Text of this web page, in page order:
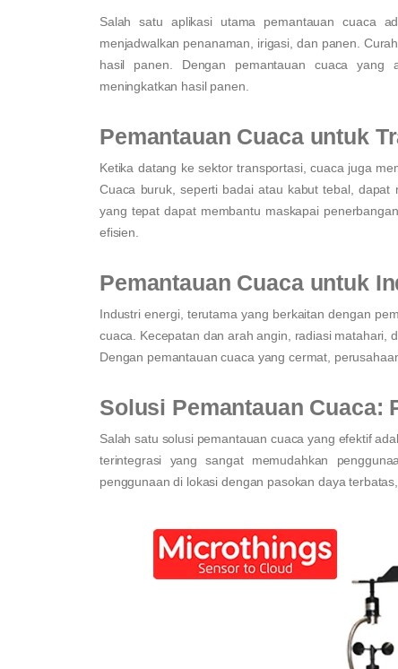
Salah satu aplikasi utama pemantauan cuaca
menjadwalkan penanaman, irigasi, dan panen.
hasil panen. Dengan pemantauan cuaca yang
meningkatkan hasil panen.
Pemantauan Cuaca untuk
Ketika datang ke sektor transportasi, cuaca juga
Cuaca buruk, seperti badai atau kabut tebal,
yang tepat dapat membantu maskapai
efisien.
Pemantauan Cuaca untuk
Industri energi, terutama yang berkaitan dengan
cuaca. Kecepatan dan arah angin, radiasi matahari,
Dengan pemantauan cuaca yang cermat,
Solusi Pemantauan Cuaca:
Salah satu solusi pemantauan cuaca yang efektif
terintegrasi yang sangat memudahkan
penggunaan di lokasi dengan pasokan daya